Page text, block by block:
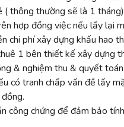
( thông thường sẽ là 1 tháng)
hợp đồng việc nếu lấy lại
chi phí xây dựng khấu hao
1 bên thiết kế xây dựng
& nghiệm thu & quyết
có tranh chấp vấn đề lấy
công chứng để đảm bảo